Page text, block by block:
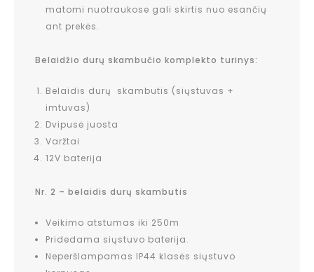
matomi nuotraukose gali skirtis nuo esančių
ant prekės.
Belaidžio durų skambučio komplekto turinys:
Belaidis durų skambutis (siųstuvas +
imtuvas)
Dvipusė juosta
Varžtai
12V baterija
Nr. 2 – belaidis durų skambutis
Veikimo atstumas iki 250m
Pridedama siųstuvo baterija.
Neperšlampamas IP44 klasės siųstuvo